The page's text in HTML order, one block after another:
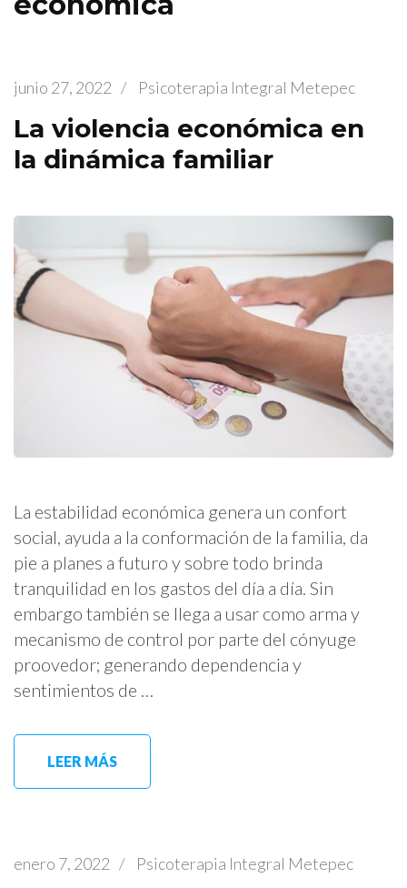
junio 27, 2022 / Psicoterapia Integral Metepec
La violencia económica en
la dinámica familiar
La estabilidad económica genera un confort
social, ayuda a la conformación de la familia, da
pie a planes a futuro y sobre todo brinda
tranquilidad en los gastos del día a día. Sin
embargo también se llega a usar como arma y
mecanismo de control por parte del cónyuge
proovedor; generando dependencia y
sentimientos de …
LEER MÁS
enero 7, 2022 / Psicoterapia Integral Metepec